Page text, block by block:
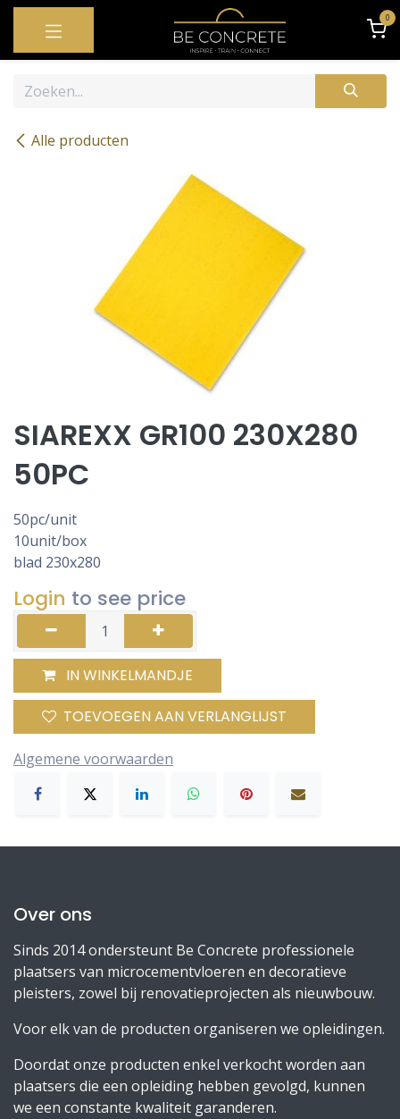
OVERSLAAN NAAR INHOUD 0
Alle producten
SIAREXX GR100 230X280
50PC
50pc/unit
10unit/box
blad 230x280
Login to see price
IN WINKELMANDJE
TOEVOEGEN AAN VERLANGLIJST
Algemene voorwaarden
Over ons
Sinds 2014 ondersteunt Be Concrete professionele
plaatsers van microcementvloeren en decoratieve
pleisters, zowel bij renovatieprojecten als nieuwbouw.
Voor elk van de producten organiseren we opleidingen.
Doordat onze producten enkel verkocht worden aan
plaatsers die een opleiding hebben gevolgd, kunnen
we een constante kwaliteit garanderen.